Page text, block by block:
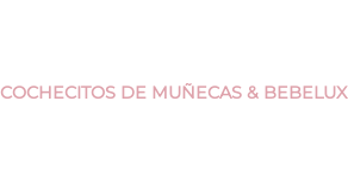
COCHECITOS DE MUÑECAS & BEBELUX